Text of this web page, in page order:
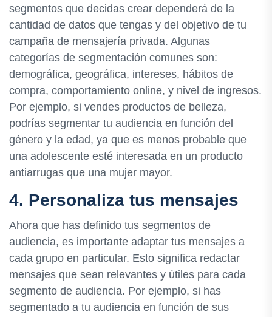
segmentos que decidas crear dependerá de la
cantidad de datos que tengas y del objetivo de tu
campaña de mensajería privada. Algunas
categorías de segmentación comunes son:
demográfica, geográfica, intereses, hábitos de
compra, comportamiento online, y nivel de ingresos.
Por ejemplo, si vendes productos de belleza,
podrías segmentar tu audiencia en función del
género y la edad, ya que es menos probable que
una adolescente esté interesada en un producto
antiarrugas que una mujer mayor.
4. Personaliza tus mensajes
Ahora que has definido tus segmentos de
audiencia, es importante adaptar tus mensajes a
cada grupo en particular. Esto significa redactar
mensajes que sean relevantes y útiles para cada
segmento de audiencia. Por ejemplo, si has
segmentado a tu audiencia en función de sus